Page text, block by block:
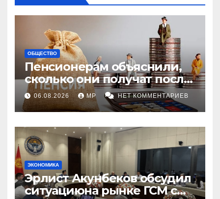
ОБЩЕСТВО
Пенсионерам объяснили,
сколько они получат после
индексации
06.08.2026 MP НЕТ КОММЕНТАРИЕВ
ЭКОНОМИКА
Эрлист Акунбеков обсудил
ситуациюна рынке ГСМ с